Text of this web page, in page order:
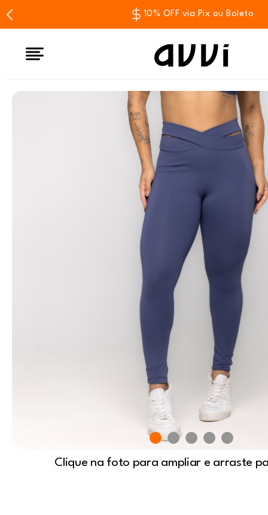
10% OFF via Pix ou Boleto
Clique na foto para ampliar e arraste